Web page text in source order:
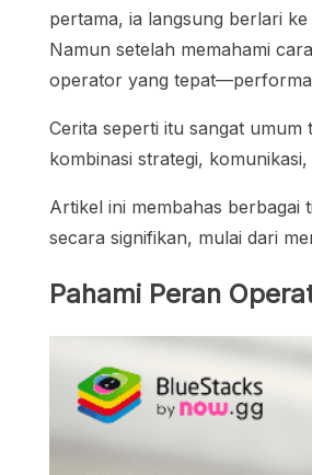
pertama, ia langsung berlari
Namun setelah memahami
operator yang tepat—performa
Cerita seperti itu sangat
kombinasi strategi,
Artikel ini membahas berbagai
secara signifikan, mulai dari
Pahami Peran